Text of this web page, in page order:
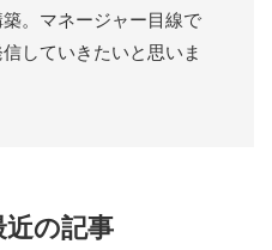
。マネージャー目線で
していきたいと思いま
の記事